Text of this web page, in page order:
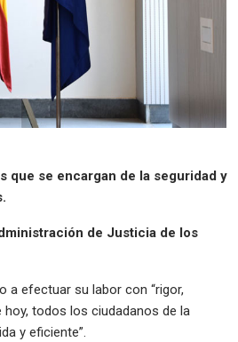
que se encargan de la seguridad y
de Justicia de los
a efectuar su labor con “rigor,
todos los ciudadanos de la
y eficiente”.